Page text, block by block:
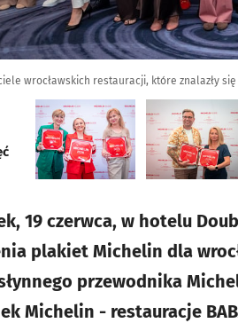
wrocławskich restauracji, które znalazły
19 czerwca, w hotelu
plakiet Michelin dla
przewodnika
Michelin - restauracje